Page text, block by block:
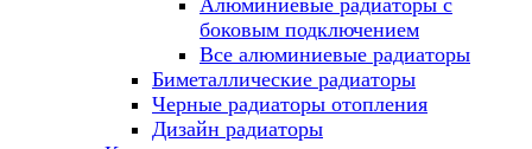
Алюминиевые радиаторы с
боковым подключением
Все алюминиевые радиаторы
Биметаллические радиаторы
Черные радиаторы отопления
Дизайн радиаторы